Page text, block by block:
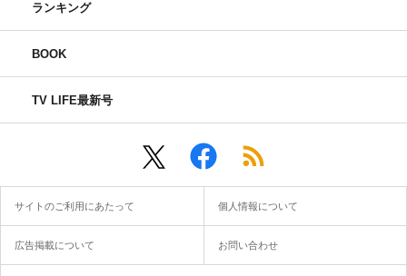
ランキング
BOOK
TV LIFE最新号
サイトのご利用にあたって 個人情報について
広告掲載について お問い合わせ